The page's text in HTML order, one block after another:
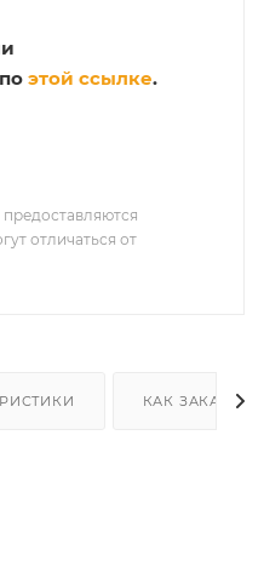
этой ссылке.
отличаться от
КАК ЗАКАЗАТЬ